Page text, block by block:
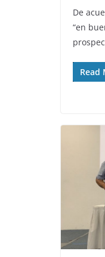
De
“en
Read